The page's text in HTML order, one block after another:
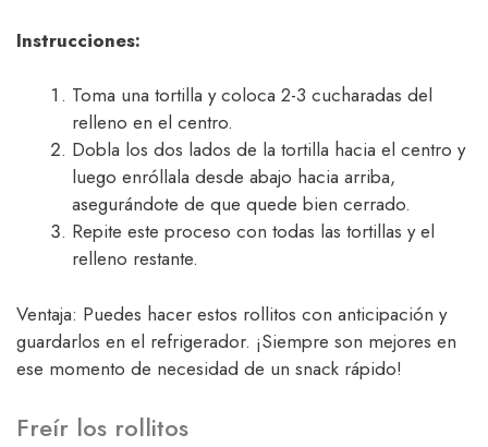
Instrucciones:
Toma una tortilla y coloca 2-3 cucharadas del
relleno en el centro.
Dobla los dos lados de la tortilla hacia el centro y
luego enróllala desde abajo hacia arriba,
asegurándote de que quede bien cerrado.
Repite este proceso con todas las tortillas y el
relleno restante.
Ventaja: Puedes hacer estos rollitos con anticipación y
guardarlos en el refrigerador. ¡Siempre son mejores en
ese momento de necesidad de un snack rápido!
Freír los rollitos